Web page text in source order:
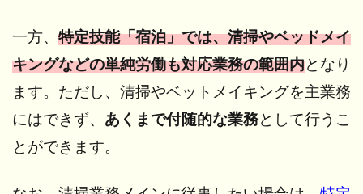
採用
手順
9
さ
い
に
一方、 特定技能「宿泊」では、清掃やベッドメイ
キングなどの単純労働も対応業務の範囲内となり
ます。ただし、清掃やベットメイキングを主業務
にはできず、 あくまで付随的な業務として行うこ
とができます。